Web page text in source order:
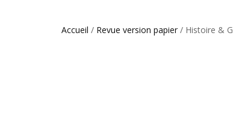
Accueil / Revue version papier / Histoire &